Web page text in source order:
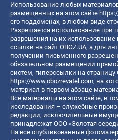
Использование любых
размещенных на этом сайте
его поддоменах, в любом виде
Разрешается использование при
разрешения на их использование
ссылки на сайт OBOZ.UA, а для
получении письменного
обязательном размещении
систем, гиперссылки на страницу
https://www.obozrevatel.com, на
материал в первом абзаце
Все материалы на этом сайте, в
исследования – служебные
редакции, исключительные
принадлежат ООО «Золотая
На все опубликованные